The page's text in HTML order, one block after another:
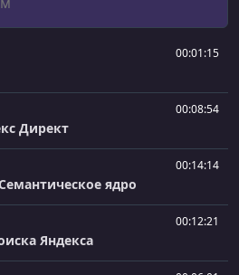
00:01:15
00:08:54
Директ
00:14:14
ядро
00:12:21
Яндекса